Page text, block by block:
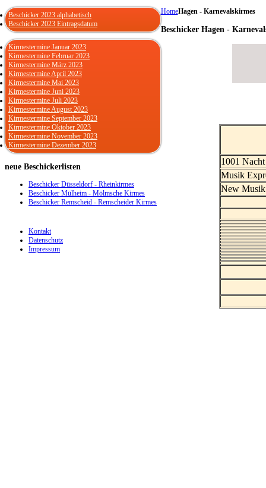
HomeHagen - Karnevalskirmes
Beschicker Hagen -
1001 Nacht
Musik
New
Beschicker 2023 alphabetisch
Beschicker 2023 Eintragsdatum
Kirmestermine Januar 2023
Kirmestermine Februar 2023
Kirmestermine März 2023
Kirmestermine April 2023
Kirmestermine Mai 2023
Kirmestermine Juni 2023
Kirmestermine Juli 2023
Kirmestermine August 2023
Kirmestermine September 2023
Kirmestermine Oktober 2023
Kirmestermine November 2023
Kirmestermine Dezember 2023
neue Beschickerlisten
Beschicker Düsseldorf - Rheinkirmes
Beschicker Mülheim - Mölmsche Kirmes
Beschicker Remscheid - Remscheider Kirmes
Kontakt
Datenschutz
Impressum